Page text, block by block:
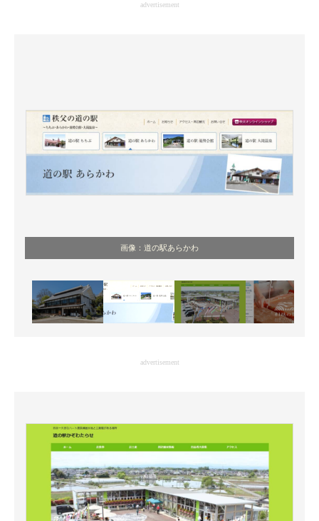
エレクトロニクス専門サイト
電子設計の基本と応用
エネルギーの専門メディア
advertisement
画像：道の駅あらかわ
advertisement